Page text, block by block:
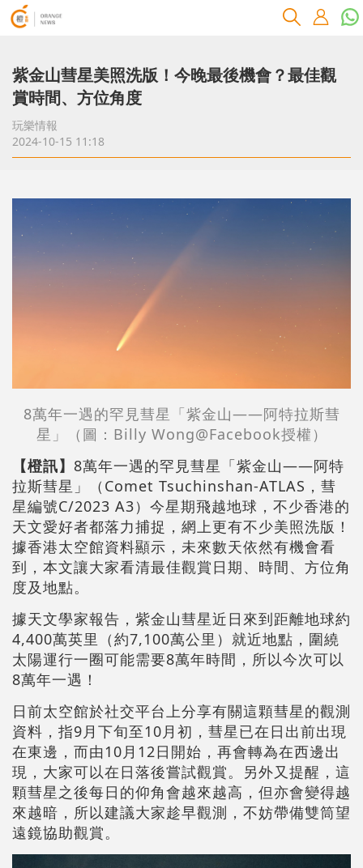
紫金山彗星美照洗版！今晚最後機會？最佳觀
賞時間、方位角度
玩樂情報
2024-10-15 11:18
8萬年一遇的罕見彗星「紫金山——阿特拉斯彗
星」（圖：Billy Wong@Facebook授權）
【橙訊】 8萬年一遇的罕見彗星「紫金山——阿特
拉斯彗星」（Comet Tsuchinshan-ATLAS，彗
星編號C/2023 A3）今星期飛越地球，不少香港的
天文愛好者都落力捕捉，網上更有不少美照洗版！
據香港太空館資料顯示，未來數天依然有機會看
到，本文讓大家看清最佳觀賞日期、時間、方位角
度及地點。
據天文學家報告，紫金山彗星近日來到距離地球約
4,400萬英里（約7,100萬公里）就近地點，圍繞
太陽運行一圈可能需要8萬年時間，所以今次可以
8萬年一遇！
日前太空館於社交平台上分享有關這顆彗星的觀測
資料，指9月下旬至10月初，彗星已在日出前出現
在東邊，而由10月12日開始，再會轉為在西邊出
現，大家可以在日落後嘗試觀賞。另外又提醒，這
顆彗星之後每日的仰角會越來越高，但亦會變得越
來越暗，所以建議大家趁早觀測，不妨帶備雙筒望
遠鏡協助觀賞。